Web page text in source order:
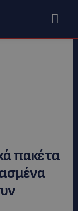
πακέτα